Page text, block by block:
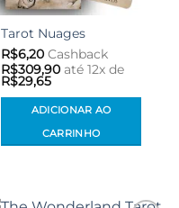
Tarot Nuages
R$6,20 Cashback
R$309,90 até 12x de
R$29,65
ADICIONAR AO
CARRINHO